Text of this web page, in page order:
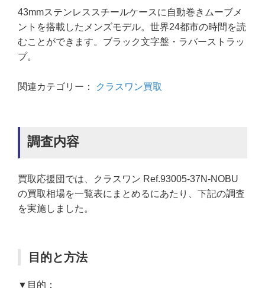
43mmステンレススチールケースに自動巻きムーブメ
ントを搭載したメンズモデル。世界24都市の時間を読
むことができます。ブラック文字盤・ラバーストラッ
プ。
関連カテゴリー： クラスワン買取
調査内容
買取応援団では、クラスワン Ref.93005-37N-NOBU
の買取相場を一覧表にまとめるにあたり、下記の調査
を実施しました。
目的と方法
▼目的：